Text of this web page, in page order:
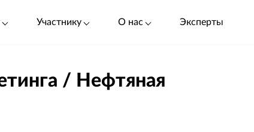
Участнику О нас Эксперты
/ Нефтяная